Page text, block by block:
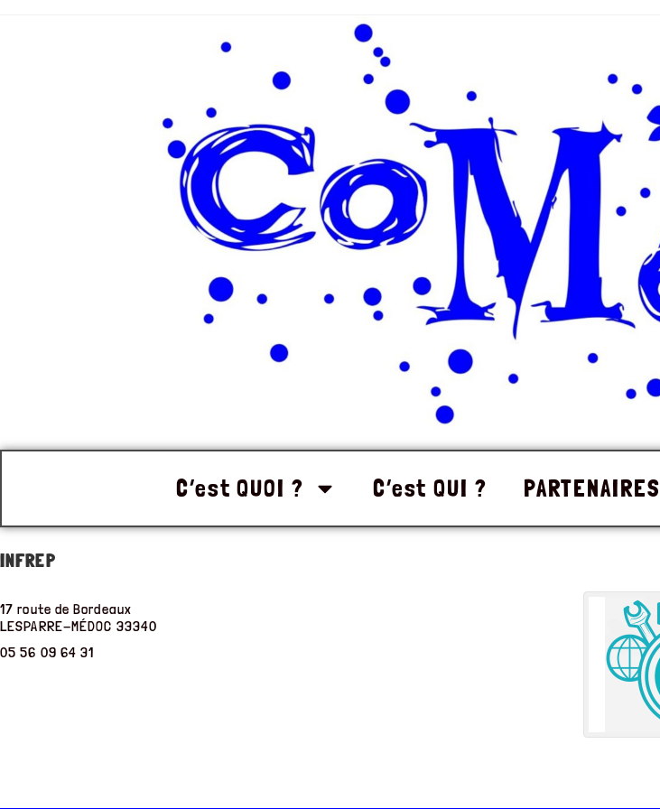
C’est QUOI ? C’est QUI ? PARTENAIRES
INFREP
17 route de Bordeaux
LESPARRE-MÉDOC 33340
05 56 09 64 31